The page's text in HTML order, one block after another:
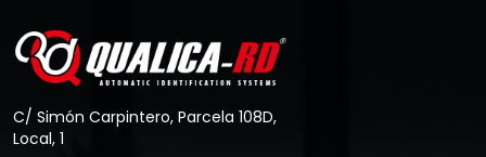
Aller au Post
C/ Simón Carpintero, Parcela 108D,
Local, 1